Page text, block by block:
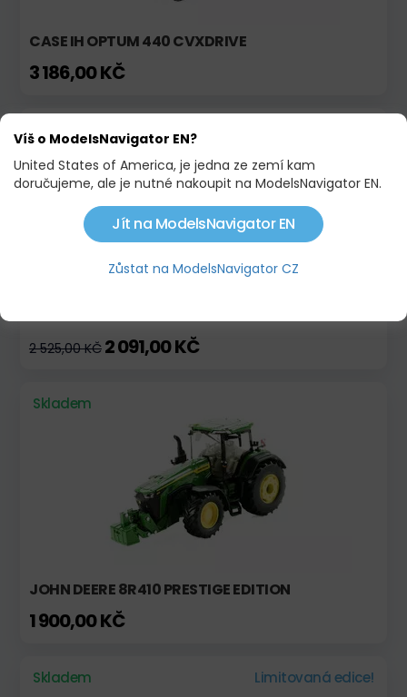
CASE IH OPTUM 440 CVXDRIVE
3 186,00 KČ
2 525,00 KČ 2 091,00 KČ
Skladem
JOHN DEERE 8R410 PRESTIGE EDITION
1 900,00 KČ
Skladem
Limitovaná edice!
Víš o ModelsNavigator EN?
United States of America, je jedna ze zemí kam
doručujeme, ale je nutné nakoupit na ModelsNavigator EN.
Jít na ModelsNavigator EN
Zůstat na ModelsNavigator CZ